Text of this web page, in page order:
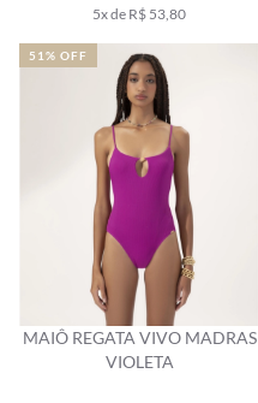
5x de R$ 53,80
MAIÔ REGATA VIVO MADRAS
VIOLETA
51% OFF